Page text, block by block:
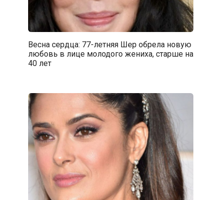
Весна сердца: 77-летняя Шер обрела новую
любовь в лице молодого жениха, старше на
40 лет